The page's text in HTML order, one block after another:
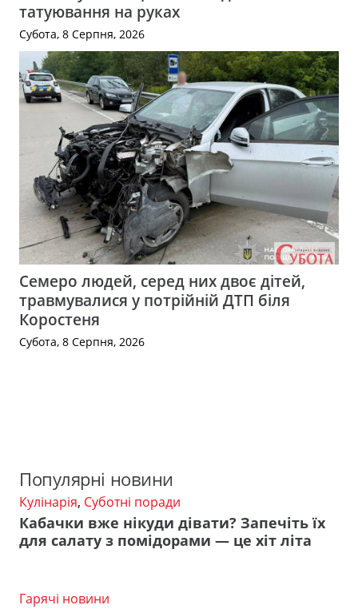
татуювання на руках
Субота, 8 Серпня, 2026
Семеро людей, серед них двоє дітей,
травмувалися у потрійній ДТП біля
Коростеня
Субота, 8 Серпня, 2026
Популярні новини
Кулінарія, Суботні поради
Кабачки вже нікуди дівати? Запечіть їх
для салату з помідорами — це хіт літа
Гарячі новини